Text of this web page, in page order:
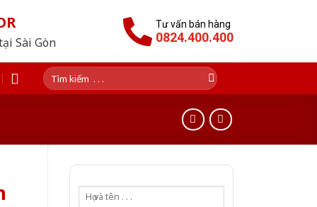
Sài Gòn
Tư vấn bán hàng
0824.400.400
Tìm
kiếm: